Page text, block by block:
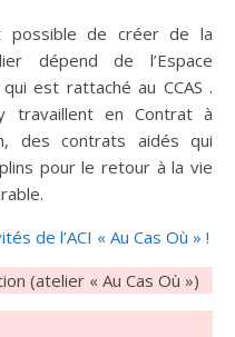
possible de créer de la
dépend de l’Espace
est rattaché au CCAS .
travaillent en Contrat à
des contrats aidés qui
pour le retour à la vie
de l’ACI « Au Cas Où » !
(atelier « Au Cas Où »)